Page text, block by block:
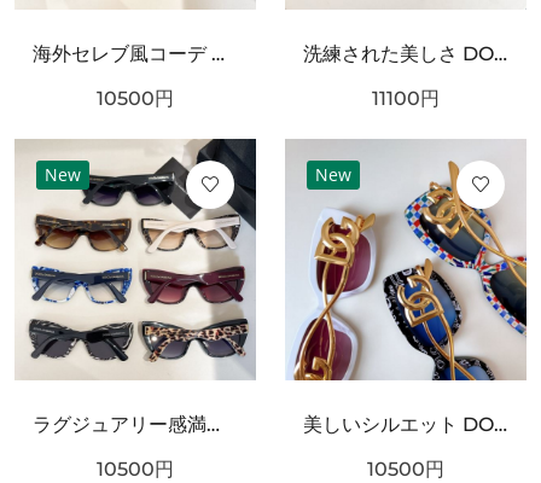
海外セレブ風コーデ DOLCE＆GABBANA ドルチェ＆ガッバーナ コピー サングラス 高級感漂うデザイン
10500円
洗練された美しさ DOLCE＆GABBANA ドルチェ＆ガッバーナ コピー サングラス 大人の魅力溢れる
11100円
New
ラグジュアリー感満載 DOLCE＆GABBANA ドルチェ＆ガッバーナ コピー サングラス こだわり抜かれた逸品
10500円
New
美しいシルエット DOLCE＆GABBANA ドルチェ＆ガッバーナ コピー サングラス 極上の着心地
10500円